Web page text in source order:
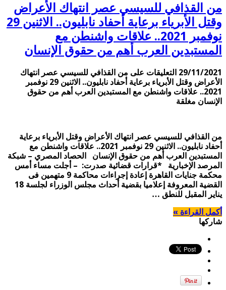
من القذافي للسيسي عصر انتهاك الأعراض
وقتل الأبرياء برعاية أحفاد نابليون.. الاثنين 29
نوفمبر 2021.. علاقات واشنطن مع
المستبدين العرب أهم من حقوق الإنسان
29/11/2021 التعليقات على من القذافي للسيسي عصر انتهاك
الأعراض وقتل الأبرياء برعاية أحفاد نابليون.. الاثنين 29 نوفمبر
2021.. علاقات واشنطن مع المستبدين العرب أهم من حقوق
الإنسان مغلقة
من القذافي للسيسي عصر انتهاك الأعراض وقتل الأبرياء برعاية
أحفاد نابليون.. الاثنين 29 نوفمبر 2021.. علاقات واشنطن مع
المستبدين العرب أهم من حقوق الإنسان الحصاد المصري – شبكة
المرصد الإخبارية *قرارات قضائية صدرت: – أجلت مساء أمس
محكمة جنايات القاهرة إعادة إجراءات محاكمة 9 متهمين فى
القضية المعروفة إعلاميا بقضية أحداث مجلس الوزراء لجلسة 18
يناير المقبل للنطق …
أكمل القراءة »
شاركها